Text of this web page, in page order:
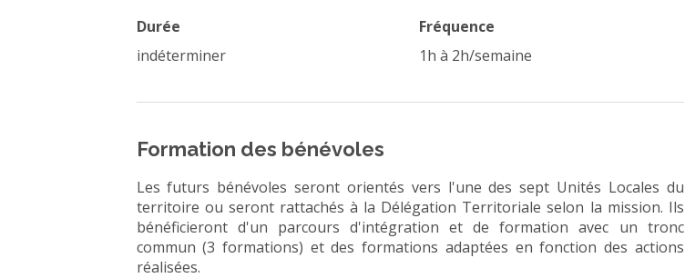
Durée
indéterminer
Fréquence
1h à 2h/semaine
Formation des bénévoles
Les futurs bénévoles seront orientés vers l'une des sept Unités Locales du
territoire ou seront rattachés à la Délégation Territoriale selon la mission. Ils
bénéficieront d'un parcours d'intégration et de formation avec un tronc
commun (3 formations) et des formations adaptées en fonction des actions
réalisées.